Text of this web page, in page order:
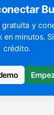
y
en minutos.
crédito.